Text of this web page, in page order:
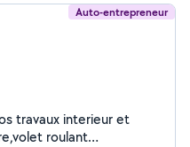
Auto-entrepreneur
travaux interieur et
roulant